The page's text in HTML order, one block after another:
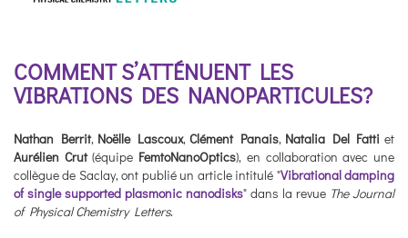
COMMENT S’ATTÉNUENT LES
VIBRATIONS DES NANOPARTICULES?
Nathan Berrit, Noëlle Lascoux,Clément Panais, Natalia Del Fatti et
Aurélien Crut(équipe FemtoNanoOptics), en collaboration avec une
collègue de Saclay, ont publié un article intitulé "Vibrational damping
of single supported plasmonic nanodisks" dans la revue The Journal
of Physical Chemistry Letters.